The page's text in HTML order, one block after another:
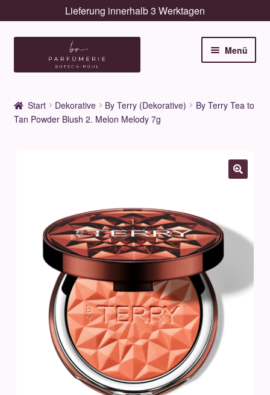
Lieferung innerhalb 3 Werktagen
Navigation
springen
springen
Menü
öffnen
Pflege
öffnen
Behandlungen
öffnen
Neuigkeiten
öffnen
Start Dekorative By Terry (Dekorative)
By Terry Tea to
Tan Powder Blush 2. Melon Melody 7g